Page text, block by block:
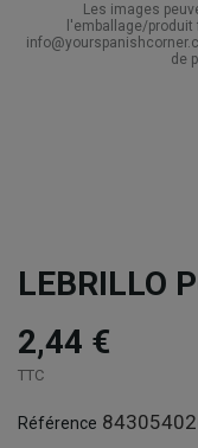
Les images
l'emballage/
de
LEBRILLO
2,44 €
TTC
Référence